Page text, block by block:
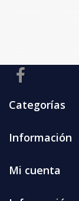
Categorías
Información
Mi cuenta